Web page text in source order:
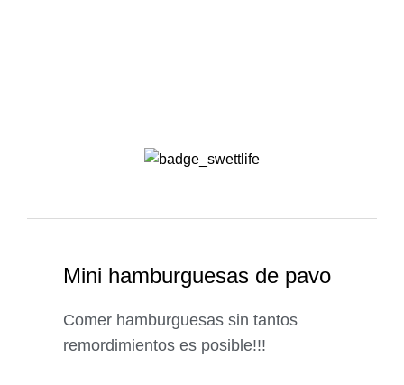
Mini hamburguesas de pavo
Comer hamburguesas sin tantos
remordimientos es posible!!!